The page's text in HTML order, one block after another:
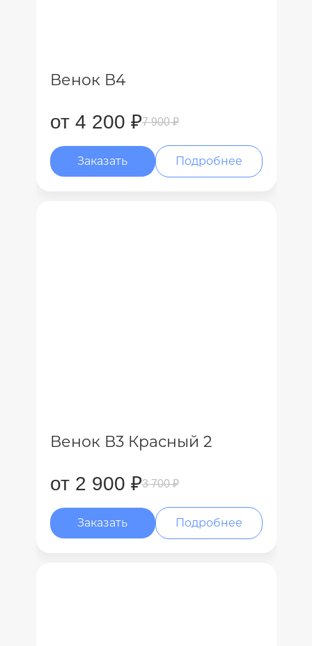
Венок В4
от 4 200 ₽7 900 ₽
Заказать Подробнее
Венок В3 Красный 2
от 2 900 ₽3 700 ₽
Заказать Подробнее